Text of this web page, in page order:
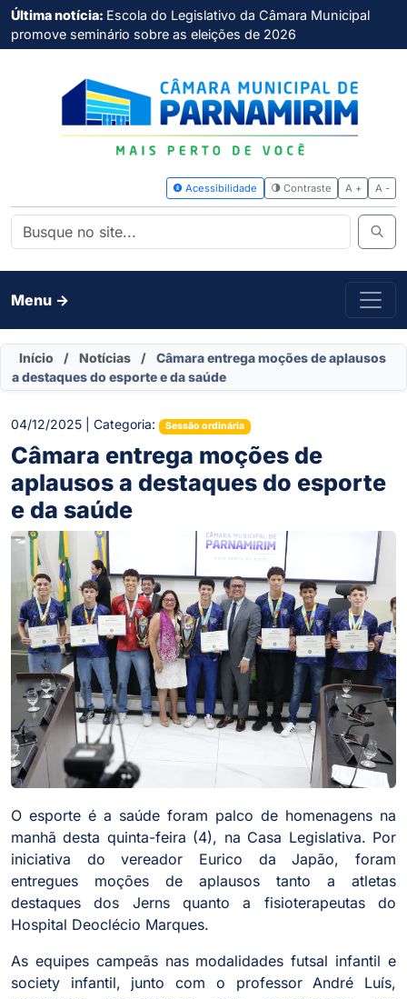
Última notícia: Escola do Legislativo da Câmara Municipal
promove seminário sobre as eleições de 2026
Menu ->
Início / Notícias /
Câmara entrega moções de aplausos
a destaques do esporte e da saúde
04/12/2025 | Categoria: Sessão ordinária
Câmara entrega moções de
aplausos a destaques do esporte
e da saúde
O esporte é a saúde foram palco de homenagens na
manhã desta quinta-feira (4), na Casa Legislativa. Por
iniciativa do vereador Eurico da Japão, foram
entregues moções de aplausos tanto a atletas
destaques dos Jerns quanto a fisioterapeutas do
Hospital Deoclécio Marques.
As equipes campeãs nas modalidades futsal infantil e
society infantil, junto com o professor André Luís,